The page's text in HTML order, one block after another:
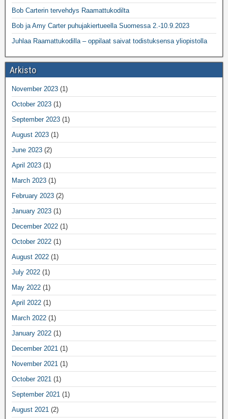
Bob Carterin tervehdys Raamattukodilta
Bob ja Amy Carter puhujakiertueella Suomessa 2.-10.9.2023
Juhlaa Raamattukodilla – oppilaat saivat todistuksensa yliopistolla
Arkisto
November 2023 (1)
October 2023 (1)
September 2023 (1)
August 2023 (1)
June 2023 (2)
April 2023 (1)
March 2023 (1)
February 2023 (2)
January 2023 (1)
December 2022 (1)
October 2022 (1)
August 2022 (1)
July 2022 (1)
May 2022 (1)
April 2022 (1)
March 2022 (1)
January 2022 (1)
December 2021 (1)
November 2021 (1)
October 2021 (1)
September 2021 (1)
August 2021 (2)